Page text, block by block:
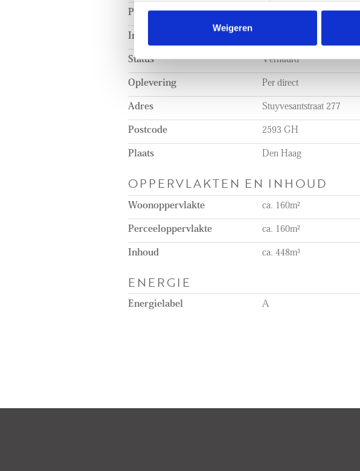
Weigeren
Prijs € 3.250 p.m. ex.
Inrichting
Status Verhuurd
Oplevering Per direct
Adres Stuyvesantstraat 277
Postcode 2593 GH
Plaats Den Haag
OPPERVLAKTEN EN INHOUD
Woonoppervlakte ca. 160m²
Perceeloppervlakte ca. 160m²
Inhoud ca. 448m³
ENERGIE
Energielabel A